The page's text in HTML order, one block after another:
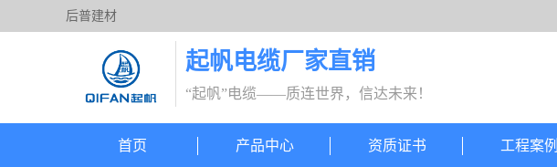
后普建材
起帆电缆厂家直销
“起帆”电缆——质连世界，信达未来！
首页 产品中心 资质证书 工程案例